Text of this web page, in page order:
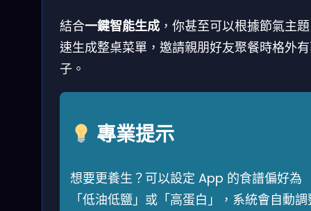
結合一鍵智能生成 ，你甚至可以根據節氣主
速生成整桌菜單，邀請親朋好友聚餐時格外
子。
專業提示
想要更養生？可以設定 App 的食譜偏好為
「低油低鹽」或「高蛋白」，系統會自動調